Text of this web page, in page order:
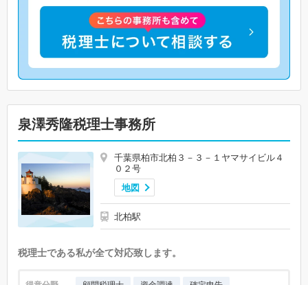
泉澤秀隆税理士事務所
千葉県柏市北柏３－３－１ヤマサイビル４
０２号
地図
北柏駅
税理士である私が全て対応致します。